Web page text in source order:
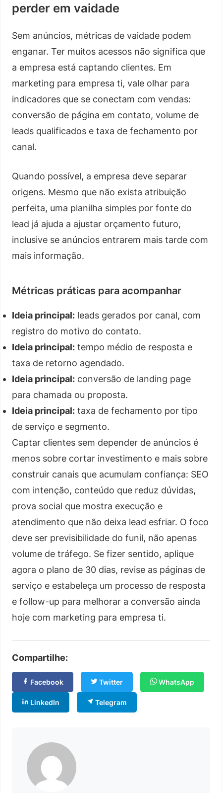
perder em vaidade
Sem anúncios, métricas de vaidade podem
enganar. Ter muitos acessos não significa que
a empresa está captando clientes. Em
marketing para empresa ti, vale olhar para
indicadores que se conectam com vendas:
conversão de página em contato, volume de
leads qualificados e taxa de fechamento por
canal.
Quando possível, a empresa deve separar
origens. Mesmo que não exista atribuição
perfeita, uma planilha simples por fonte do
lead já ajuda a ajustar orçamento futuro,
inclusive se anúncios entrarem mais tarde com
mais informação.
Métricas práticas para acompanhar
Ideia principal: leads gerados por canal, com
registro do motivo do contato.
Ideia principal: tempo médio de resposta e
taxa de retorno agendado.
Ideia principal: conversão de landing page
para chamada ou proposta.
Ideia principal: taxa de fechamento por tipo
de serviço e segmento.
Captar clientes sem depender de anúncios é
menos sobre cortar investimento e mais sobre
construir canais que acumulam confiança: SEO
com intenção, conteúdo que reduz dúvidas,
prova social que mostra execução e
atendimento que não deixa lead esfriar. O foco
deve ser previsibilidade do funil, não apenas
volume de tráfego. Se fizer sentido, aplique
agora o plano de 30 dias, revise as páginas de
serviço e estabeleça um processo de resposta
e follow-up para melhorar a conversão ainda
hoje com marketing para empresa ti.
Compartilhe:
Facebook Twitter WhatsApp
LinkedIn Telegram